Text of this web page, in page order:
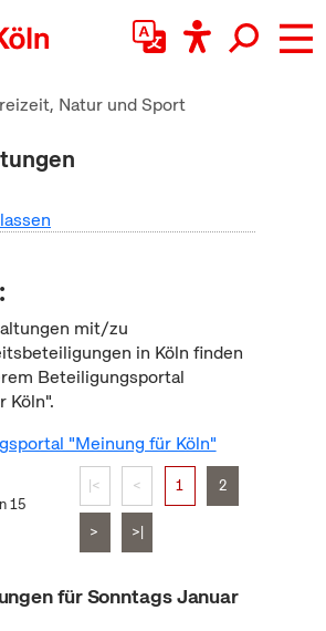
Natur und Sport
mit/zu
in Köln finden
Beteiligungsportal
Köln".
"Meinung für Köln"
15
|< < 1 2
> >|
für Sonntags Januar